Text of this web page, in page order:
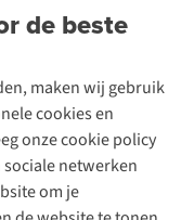
de beste
maken wij gebruik
cookies en
onze cookie policy
netwerken
om je